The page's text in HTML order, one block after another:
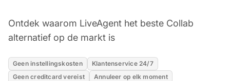
Ontdek waarom LiveAgent het beste Collab
alternatief op de markt is
Geen instellingskosten
Klantenservice 24/7
Geen creditcard vereist
Annuleer op elk moment